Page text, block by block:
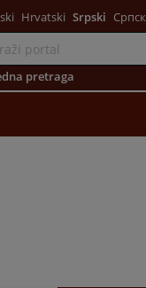
Hrvatski Srpski
pretraga